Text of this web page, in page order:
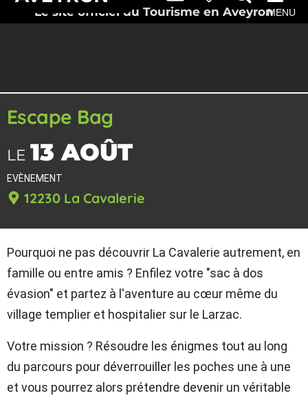
Le site officiel du Tourisme en AveyronMENU
Escape Bag
LE 13 AOÛT
EVÈNEMENT
12230 La Cavalerie
Pourquoi ne pas découvrir La Cavalerie autrement, en
famille ou entre amis ? Enfilez votre "sac à dos
évasion" et partez à l'aventure au cœur même du
village templier et hospitalier sur le Larzac.
Votre mission ? Résoudre les énigmes tout au long
du parcours pour déverrouiller les poches une à une
et vous pourrez alors prétendre devenir un véritable